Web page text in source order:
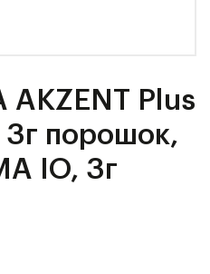
AKZENT Plus
3г порошок,
IO, 3г